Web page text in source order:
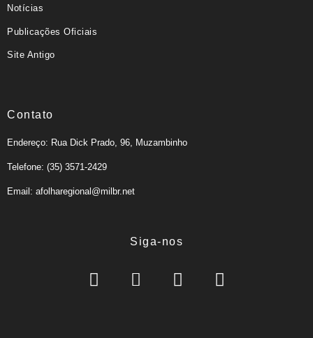
Notícias
Publicações Oficiais
Site Antigo
Contato
Endereço: Rua Dick Prado, 96, Muzambinho
Telefone: (35) 3571-2429
Email: afolharegional@milbr.net
Siga-nos